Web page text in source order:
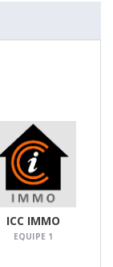
ICC IMMO
EQUIPE 1